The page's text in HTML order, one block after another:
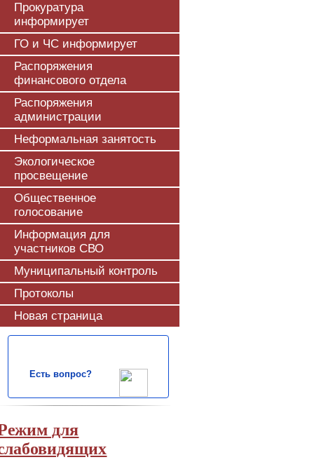
Прокуратура
информирует
ГО и ЧС информирует
Распоряжения
финансового отдела
Распоряжения
администрации
Неформальная занятость
Экологическое
просвещение
Общественное
голосование
Информация для
участников СВО
Муниципальный контроль
Протоколы
Новая страница
Есть вопрос?
для